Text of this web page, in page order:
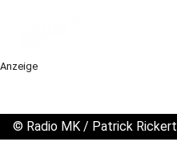
Anzeige
© Radio MK / Patrick Rickert